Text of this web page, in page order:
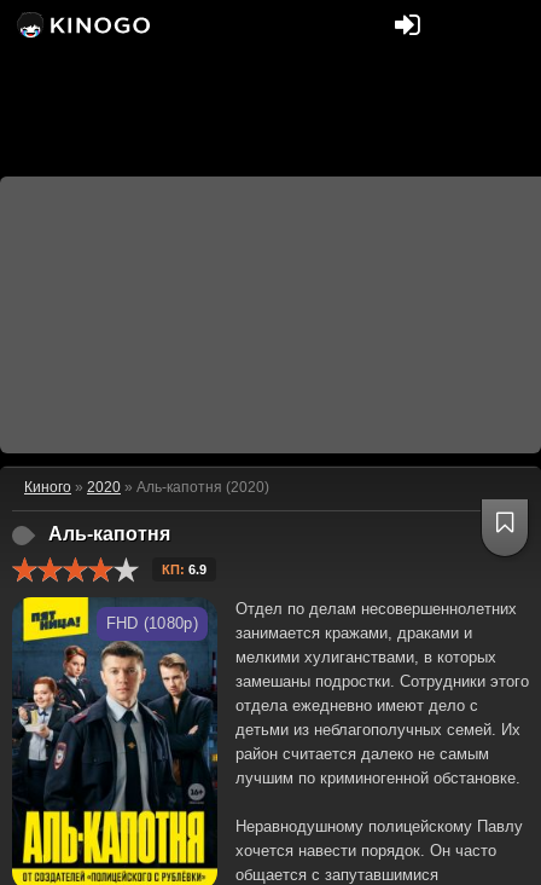
Киного » 2020 » Аль-капотня (2020)
Аль-капотня
КП: 6.9
FHD (1080p)
Отдел по делам несовершеннолетних
занимается кражами, драками и
мелкими хулиганствами, в которых
замешаны подростки. Сотрудники этого
отдела ежедневно имеют дело с
детьми из неблагополучных семей. Их
район считается далеко не самым
лучшим по криминогенной обстановке.
Неравнодушному полицейскому Павлу
хочется навести порядок. Он часто
общается с запутавшимися